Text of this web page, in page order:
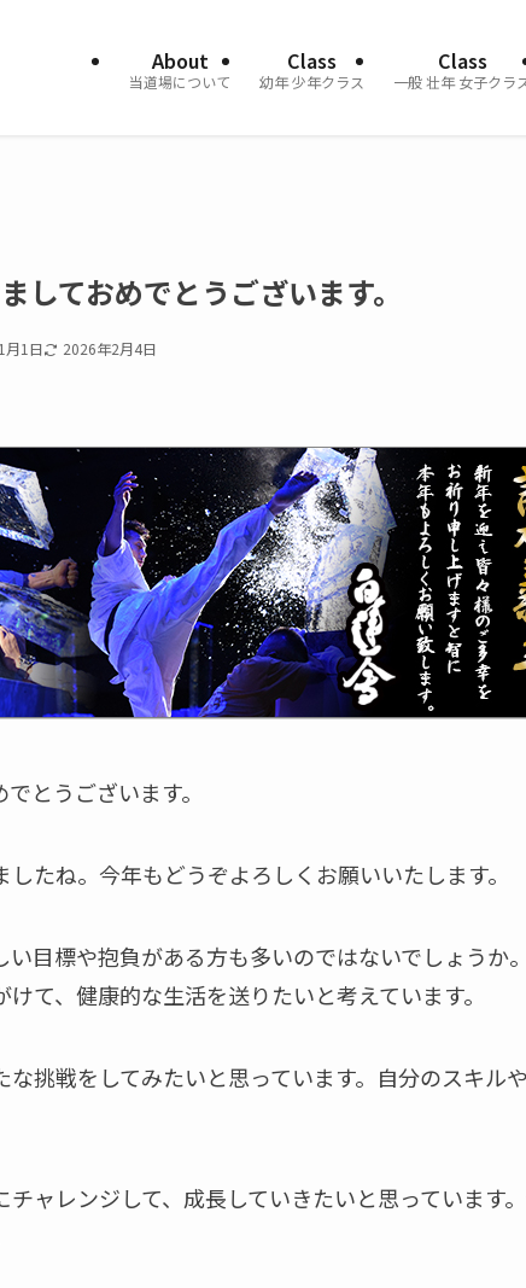
About
当道場について
Class
幼年 少年クラス
Class
一般 壮年 女子クラ
しておめでとうございます。
月1日 2026年2月4日
とうございます。
たね。今年もどうぞよろしくお願いいたします。
い目標や抱負がある方も多いのではないでしょう
て、健康的な生活を送りたいと考えています。
な挑戦をしてみたいと思っています。自分のスキ
チャレンジして、成長していきたいと思っていま